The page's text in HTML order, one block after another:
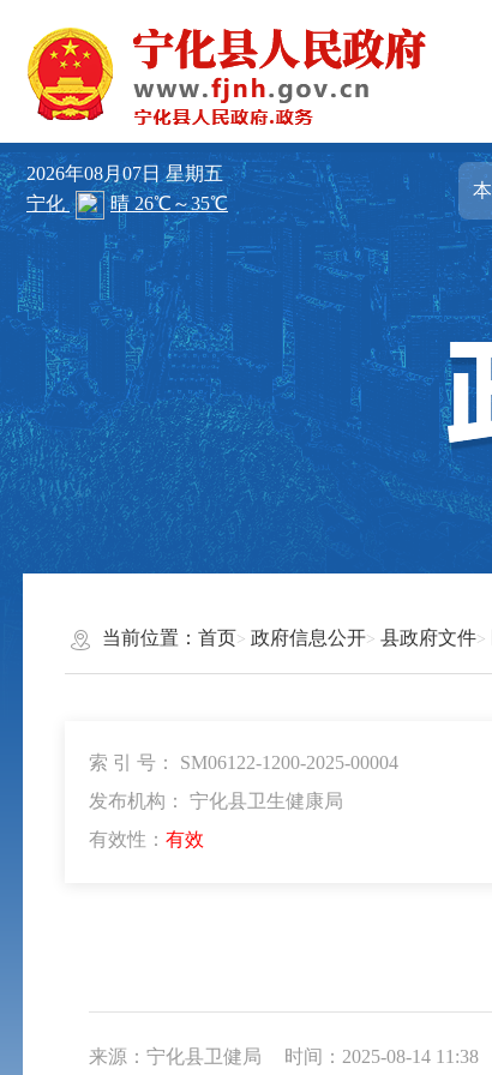
2026年08月07日星期五
当前位置： 首页 政府信息公开 县政府文件
索 引 号： SM06122-1200-2025-00004
发布机构： 宁化县卫生健康局
有效性： 有效
来源：宁化县卫健局 时间：2025-08-14 11:38